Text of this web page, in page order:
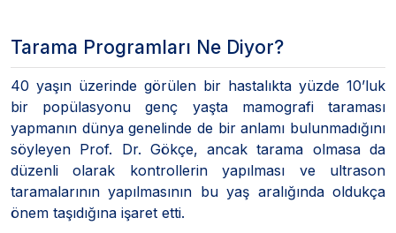
Tarama Programları Ne Diyor?
40 yaşın üzerinde görülen bir hastalıkta yüzde 10’luk
bir popülasyonu genç yaşta mamografi taraması
yapmanın dünya genelinde de bir anlamı bulunmadığını
söyleyen Prof. Dr. Gökçe, ancak tarama olmasa da
düzenli olarak kontrollerin yapılması ve ultrason
taramalarının yapılmasının bu yaş aralığında oldukça
önem taşıdığına işaret etti.